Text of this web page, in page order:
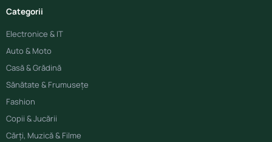
Categorii
Electronice & IT
Auto & Moto
Casă & Grădină
Sănătate & Frumusețe
Fashion
Copii & Jucării
Cărți, Muzică & Filme